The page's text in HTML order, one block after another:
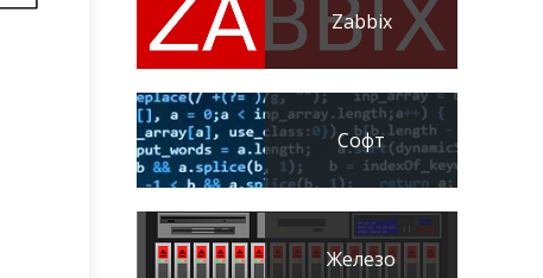
Zabbix
Софт
Железо